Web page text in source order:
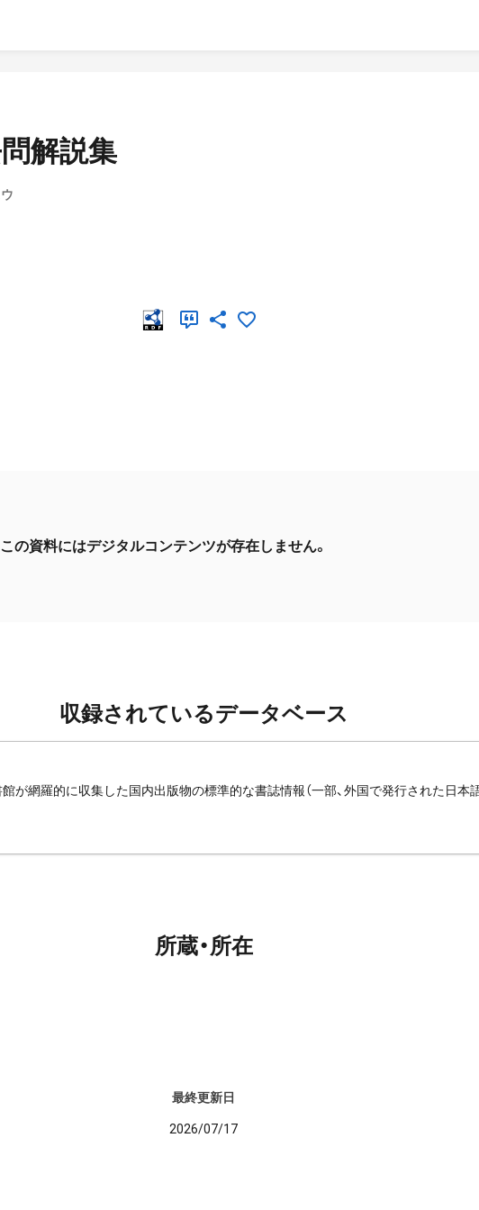
解説集
この資料にはデジタルコンテンツが存在しません。
収録されているデータベース
が網羅的に収集した国内出版物の標準的な書誌情報（一部、外国で発行された日本
所蔵・所在
最終更新日
2026/07/17